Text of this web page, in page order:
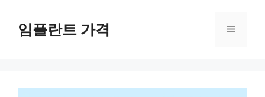
임플란트 가격 메